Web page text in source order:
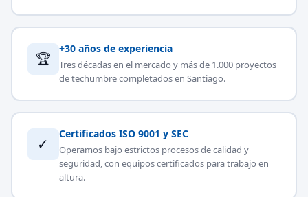
🏆
+30 años de experiencia
Tres décadas en el mercado y más de 1.000 proyectos
de techumbre completados en Santiago.
✓
Certificados ISO 9001 y SEC
Operamos bajo estrictos procesos de calidad y
seguridad, con equipos certificados para trabajo en
altura.